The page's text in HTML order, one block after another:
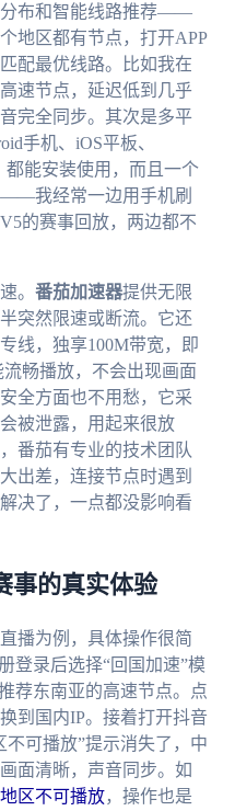
分布和智能线路推荐——
地区都有节点，打开APP
配最优线路。比如我在
速节点，延迟低到几乎
完全同步。其次是多平
手机、iOS平板、
都能安装使用，而且一个
我经常一边用手机刷
的赛事回放，两边都不
。 番茄加速器提供无限
突然限速或断流。它还
线，独享100M带宽，即
畅播放，不会出现画面
全方面也不用愁，它采
被泄露，用起来很放
番茄有专业的技术团队
出差，连接节点时遇到
决了，一点都没影响看
事的真实体验
播为例，具体操作很简
登录后选择“回国加速”模
荐东南亚的高速节点。点
到国内IP。接着打开抖音
可播放”提示消失了，中
面清晰，声音同步。如
区不可播放，操作也是